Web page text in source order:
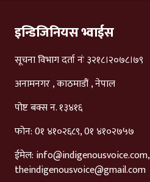
इन्डिजिनियस भ्वाईस
सूचना विभाग दर्ता नंः ३२१८।२०७८।७९
अनामनगर , काठमाडौं , नेपाल
पोष्ट बक्स न. १३४१६
फोन: 0१ ४१०२६८९, 0१ ४१०२७५७
ईमेल: info@indigenousvoice.com,
theindigenousvoice@gmail.com